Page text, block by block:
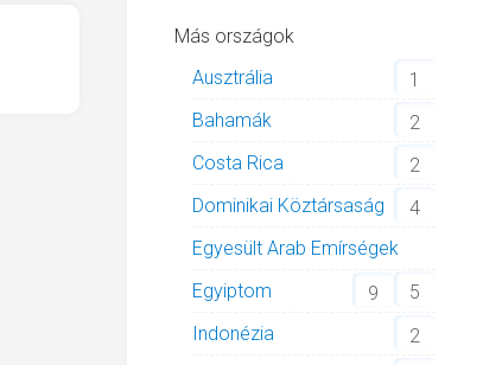
Más országok
Ausztrália
1
Bahamák
2
Costa Rica
2
Dominikai Köztársaság
4
Egyesült Arab Emírségek
5
Egyiptom
9
Indonézia
2